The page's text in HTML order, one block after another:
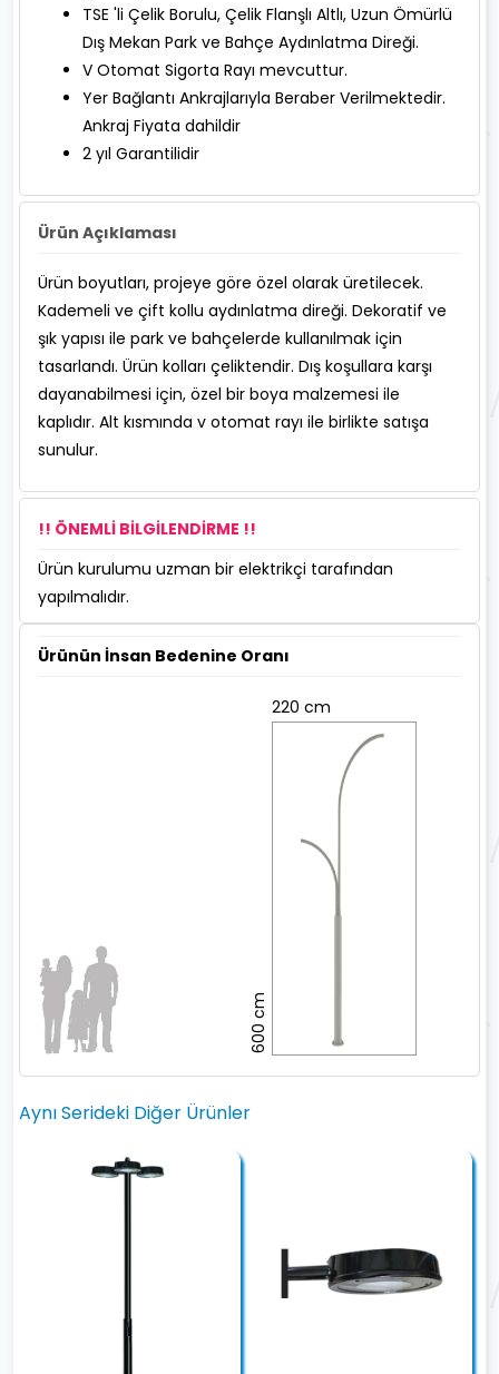
TSE 'li Çelik Borulu, Çelik Flanşlı Altlı, Uzun Ömürlü
Dış Mekan Park ve Bahçe Aydınlatma Direği.
V Otomat Sigorta Rayı mevcuttur.
Yer Bağlantı Ankrajlarıyla Beraber Verilmektedir.
Ankraj Fiyata dahildir
2 yıl Garantilidir
Ürün Açıklaması
Ürün boyutları, projeye göre özel olarak üretilecek.
Kademeli ve çift kollu aydınlatma direği. Dekoratif ve
şık yapısı ile park ve bahçelerde kullanılmak için
tasarlandı. Ürün kolları çeliktendir. Dış koşullara karşı
dayanabilmesi için, özel bir boya malzemesi ile
kaplıdır. Alt kısmında v otomat rayı ile birlikte satışa
sunulur.
!! ÖNEMLİ BİLGİLENDİRME !!
Ürün kurulumu uzman bir elektrikçi tarafından
yapılmalıdır.
Ürünün İnsan Bedenine Oranı
220 cm
600 cm
Aynı Serideki Diğer Ürünler